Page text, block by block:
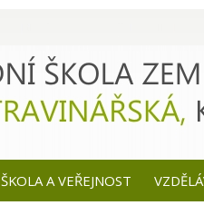
ŠKOLA A VEŘEJNOST